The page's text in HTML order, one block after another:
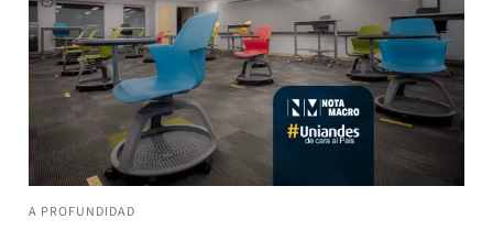
A PROFUNDIDAD